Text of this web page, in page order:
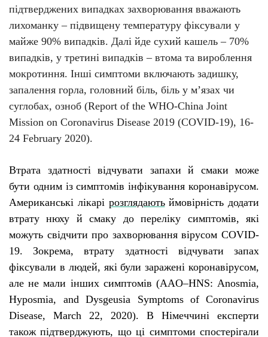
підтверджених випадках захворювання вважають
лихоманку – підвищену температуру фіксували у
майже 90% випадків. Далі йде сухий кашель – 70%
випадків, у третині випадків – втома та вироблення
мокротиння. Інші симптоми включають задишку,
запалення горла, головний біль, біль у м’язах чи
суглобах, озноб (Report of the WHO-China Joint
Mission on Coronavirus Disease 2019 (COVID-19), 16-
24 February 2020).
Втрата здатності відчувати запахи й смаки може
бути одним із симптомів інфікування коронавірусом.
Американські лікарі розглядають ймовірність додати
втрату нюху й смаку до переліку симптомів, які
можуть свідчити про захворювання вірусом COVID-
19. Зокрема, втрату здатності відчувати запах
фіксували в людей, які були заражені коронавірусом,
але не мали інших симптомів (AAO–HNS:Anosmia,
Hyposmia,and Dysgeusia Symptoms of Coronavirus
Disease, March 22, 2020). В Німеччині експерти
також підтверджують, що ці симптоми спостерігали